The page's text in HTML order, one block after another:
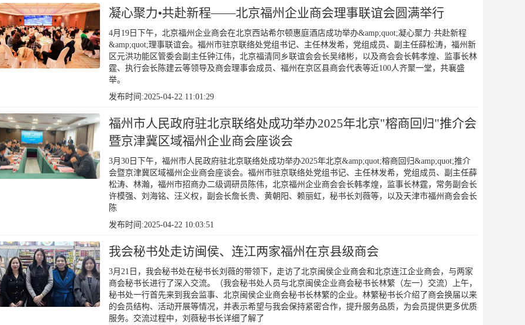
凝心聚力•共赴新程——北京福州企业商会理事联谊会圆满举行
4月19日下午，北京福州企业商会在北京西站希尔顿惠庭酒店成功举办&amp;quot;凝心聚力·共赴新程
&amp;quot;理事联谊会。福州市驻京联络处党组书记、主任林发希，党组成员、副主任薛松涛，福州新
区元洪功能区管委会副主任钟江伟，北京福清同乡联谊会会长吴绪彬，以及商会会长韩孝煌、监事长林
霆、执行会长陈建云等领导及商会理事会成员、福州在京区县商会代表等近100人齐聚一堂，共襄盛
举。
发布时间:2025-04-22 11:01:29
福州市人民政府驻北京联络处成功举办2025年北京"榕商回归"推介会
暨京津冀区域福州企业商会座谈会
3月30日下午，福州市人民政府驻北京联络处成功举办2025年北京&amp;quot;榕商回归&amp;quot;推介
会暨京津冀区域福州企业商会座谈会。福州市驻京联络处党组书记、主任林发希，党组成员、副主任薛
松涛、林瀚，福州市招商办二级调研员陈伟，北京福州企业商会会长韩孝煌，监事长林霆，常务副会长
许模强、刘海铭、汪义权，副会长詹长贵、黄朝阳、赖丽虹，秘书长刘薇等，以及天津市福州商会会长
陈
发布时间:2025-04-22 10:03:51
我会秘书处走访闽侯、连江两家福州在京县级商会
3月21日，我会秘书处在秘书长刘薇的带领下，走访了北京闽侯企业商会和北京连江企业商会，与两家
商会秘书长进行了深入交流。（我会秘书处人员与北京闽侯企业商会秘书长林繁（左一）交流）上午，
秘书处一行首先来到我会监事、北京闽侯企业商会秘书长林繁的企业。林繁秘书长介绍了商会换届以来
的会员结构、活动开展等情况，并表示希望与我会保持紧密合作，提升服务品质，为会员提供更多优质
服务。交流过程中，刘薇秘书长详细了解了